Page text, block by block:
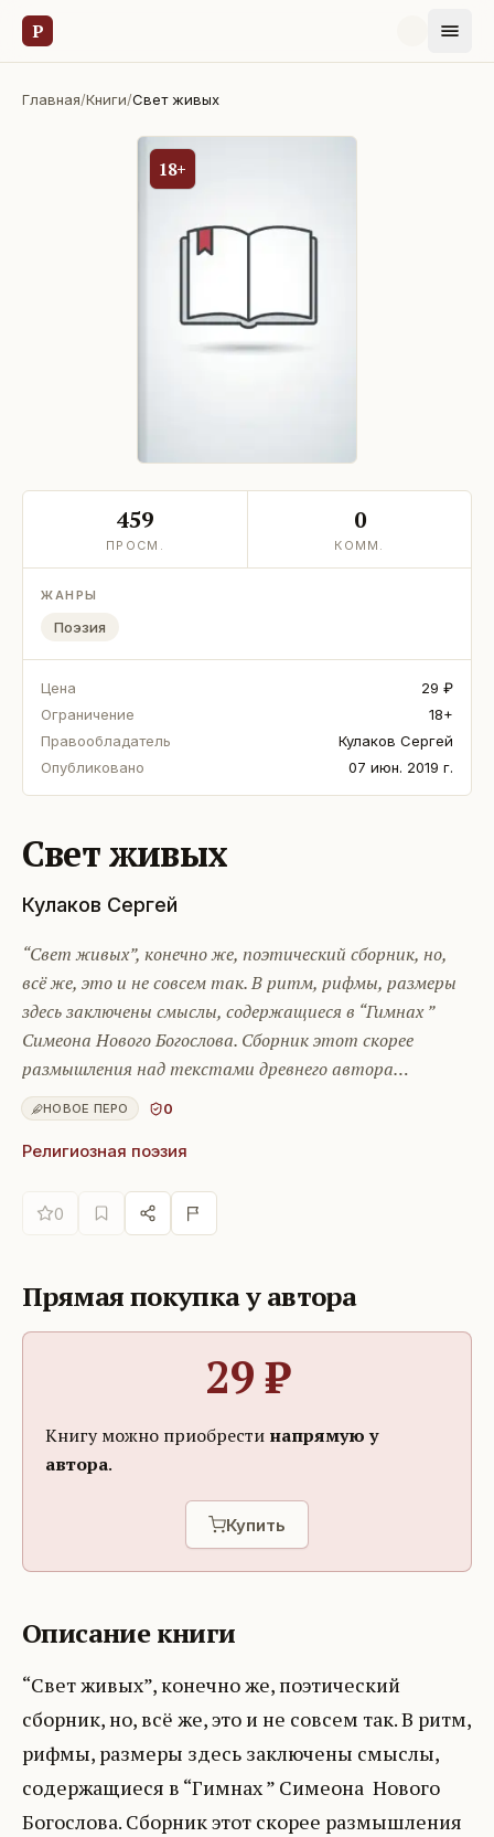
Р
Главная/Книги/Свет живых
18+
459
ПРОСМ.
0
КОММ.
ЖАНРЫ
Поэзия
Цена
29 ₽
Ограничение
18+
Правообладатель
Кулаков Сергей
Опубликовано
07 июн. 2019 г.
Свет живых
Кулаков Сергей
“Свет живых”, конечно же, поэтический сборник, но,
всё же, это и не совсем так. В ритм, рифмы, размеры
здесь заключены смыслы, содержащиеся в “Гимнах ”
Симеона Нового Богослова. Сборник этот скорее
размышления над текстами древнего автора…
НОВОЕ ПЕРО 0
Религиозная поэзия
0
Прямая покупка у автора
29₽
Книгу можно приобрести напрямую у
автора.
Купить
Описание книги
“Свет живых”, конечно же, поэтический
сборник, но, всё же, это и не совсем так. В ритм,
рифмы, размеры здесь заключены смыслы,
содержащиеся в “Гимнах ” Симеона Нового
Богослова. Сборник этот скорее размышления